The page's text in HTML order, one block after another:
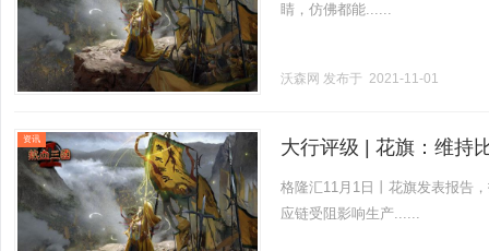
睛，仿佛都能......
沃森网 发布于 2021-11-01
资讯 大行评级 | 花旗：维持
格隆汇11月1日丨花旗发表报告
应链受阻影响生产......